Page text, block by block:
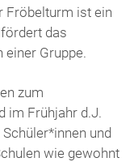
Fröbelturm ist ein
das
einer Gruppe.
zum
im Frühjahr d.J.
und
wie gewohnt